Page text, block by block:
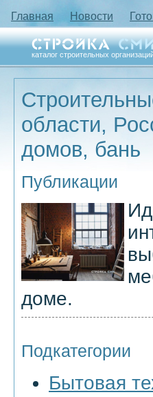
Главная Новости
каталог строительных
области,
домов, бань
Публикации
доме.
Подкатегории
Бытовая